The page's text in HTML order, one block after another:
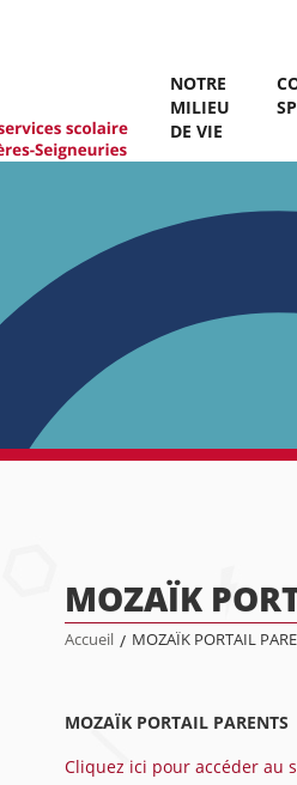
NOTRE
MILIEU
DE VIE
MOZAÏK
Accueil / MOZAÏK PORTAIL
MOZAÏK PORTAIL PARENTS
Cliquez ici pour accéder au